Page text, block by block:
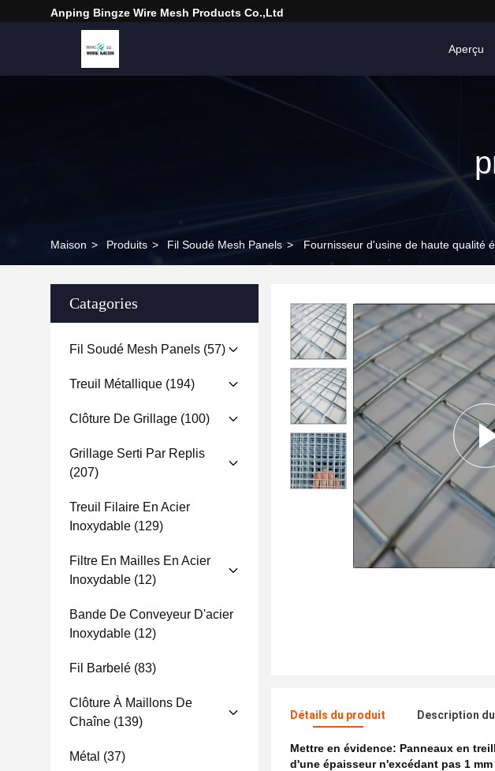
Anping Bingze Wire Mesh Products Co.,Ltd
Aperçu
Maison > Produits > Fil Soudé Mesh Panels > Fournisseur d'usine de haute qualité
Catagories
Fil Soudé Mesh Panels (57)
Treuil Métallique (194)
Clôture De Grillage (100)
Grillage Serti Par Replis
(207)
Treuil Filaire En Acier
Inoxydable (129)
Filtre En Mailles En Acier
Inoxydable (12)
Bande De Conveyeur D'acier
Inoxydable (12)
Fil Barbelé (83)
Clôture À Maillons De
Chaîne (139)
Métal (37)
Détails du produit Description
Mettre en évidence: Panneaux en
d'une épaisseur n'excédant pas 1 mm